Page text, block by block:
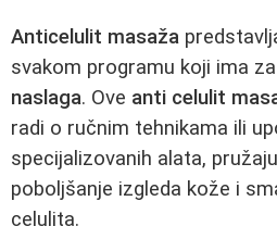
Anticelulit masaža
svakom programu koji ima
naslaga. Ove anti celulit
radi o ručnim tehnikama ili
specijalizovanih alata,
poboljšanje izgleda kože i
celulita.